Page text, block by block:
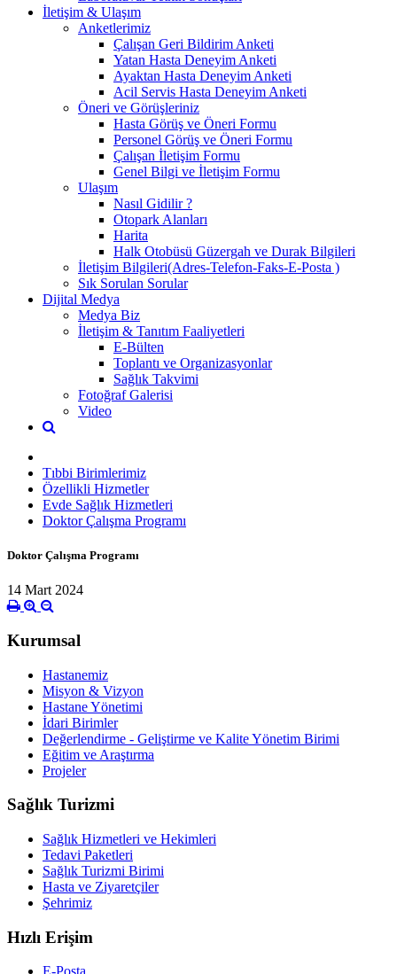
İletişim & Ulaşım
Anketlerimiz
Çalışan Geri Bildirim Anketi
Yatan Hasta Deneyim Anketi
Ayaktan Hasta Deneyim Anketi
Acil Servis Hasta Deneyim Anketi
Öneri ve Görüşleriniz
Hasta Görüş ve Öneri Formu
Personel Görüş ve Öneri Formu
Çalışan İletişim Formu
Genel Bilgi ve İletişim Formu
Ulaşım
Nasıl Gidilir ?
Otopark Alanları
Harita
Halk Otobüsü Güzergah ve Durak Bilgileri
İletişim Bilgileri(Adres-Telefon-Faks-E-Posta )
Sık Sorulan Sorular
Dijital Medya
Medya Biz
İletişim & Tanıtım Faaliyetleri
E-Bülten
Toplantı ve Organizasyonlar
Sağlık Takvimi
Fotoğraf Galerisi
Video
Tıbbi Birimlerimiz
Özellikli Hizmetler
Evde Sağlık Hizmetleri
Doktor Çalışma Programı
Doktor Çalışma Programı
14 Mart 2024
Kurumsal
Hastanemiz
Misyon & Vizyon
Hastane Yönetimi
İdari Birimler
Değerlendirme - Geliştirme ve Kalite Yönetim Birimi
Eğitim ve Araştırma
Projeler
Sağlık Turizmi
Sağlık Hizmetleri ve Hekimleri
Tedavi Paketleri
Sağlık Turizmi Birimi
Hasta ve Ziyaretçiler
Şehrimiz
Hızlı Erişim